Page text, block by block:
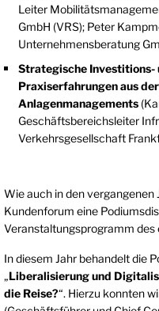
Leiter
GmbH (VRS); Peter
Unternehmensberatung
Strategische Investitions-
Praxiserfahrungen aus
Anlagenmanagements
Geschäftsbereichsleiter
Verkehrsgesellschaft
Wie auch in den vergangenen
Kundenforum eine
Veranstaltungsprogramm des
In diesem Jahr behandelt die
„Liberalisierung und
die Reise?“. Hierzu konnten